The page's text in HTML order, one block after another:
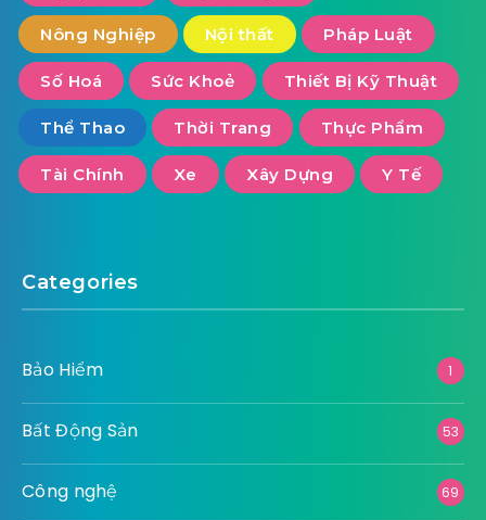
Nông Nghiệp Nội thất Pháp Luật
Số Hoá Sức Khoẻ Thiết Bị Kỹ Thuật
Thể Thao Thời Trang Thực Phẩm
Tài Chính Xe Xây Dựng Y Tế
Categories
Bảo Hiểm 1
Bất Động Sản 53
Công nghệ 69